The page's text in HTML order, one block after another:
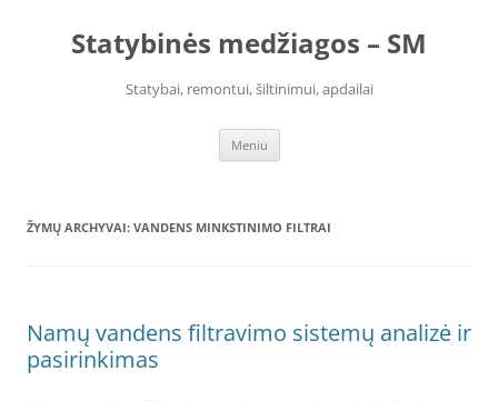
turinioStatybinės medžiagos – SM
Statybai, remontui, šiltinimui, apdailai
Meniu
ŽYMŲ ARCHYVAI: VANDENS MINKSTINIMO FILTRAI
Namų vandens filtravimo sistemų analizė ir
pasirinkimas